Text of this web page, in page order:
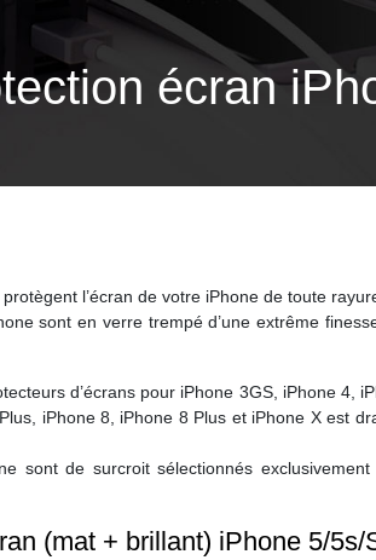
écran
l’écran de votre iPhone de toute
sont en verre trempé d’une extrême
d’écrans pour iPhone 3GS, iPhone 4,
iPhone 8, iPhone 8 Plus et iPhone X est
sont de surcroit sélectionnés
(mat + brillant) iPhone 5/5s/